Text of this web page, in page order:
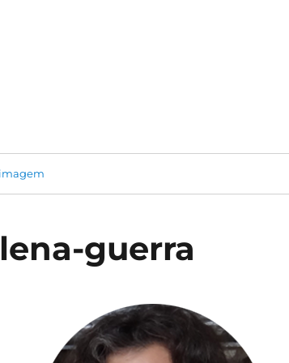
guerra